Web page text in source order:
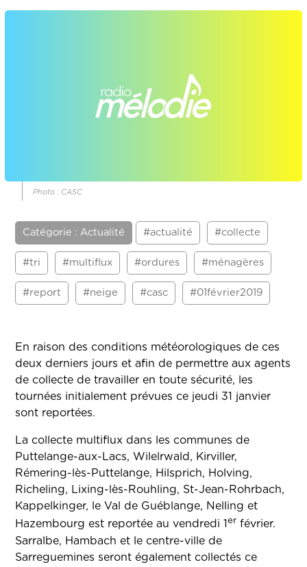
Photo : CASC
Catégorie : Actualité #actualité #collecte
#tri #multiflux #ordures #ménagères
#report #neige #casc #01février2019
En raison des conditions météorologiques de ces
deux derniers jours et afin de permettre aux agents
de collecte de travailler en toute sécurité, les
tournées initialement prévues ce jeudi 31 janvier
sont reportées.
La collecte multiflux dans les communes de
Puttelange-aux-Lacs, Wilelrwald, Kirviller,
Rémering-lès-Puttelange, Hilsprich, Holving,
Richeling, Lixing-lès-Rouhling, St-Jean-Rohrbach,
Kappelkinger, le Val de Guéblange, Nelling et
Hazembourg est reportée au vendredi 1er février.
Sarralbe, Hambach et le centre-ville de
Sarreguemines seront également collectés ce